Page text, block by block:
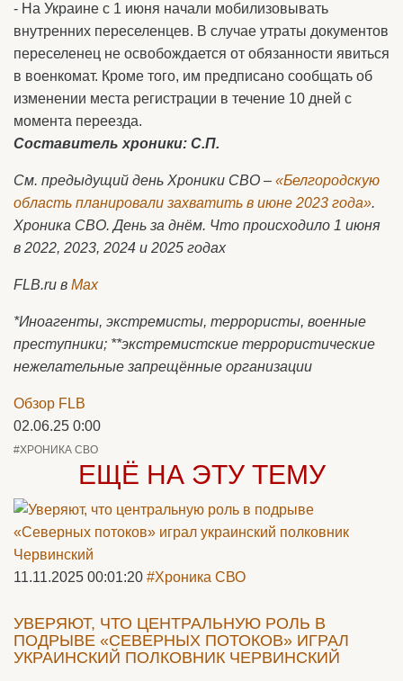
- На Украине с 1 июня начали мобилизовывать
внутренних переселенцев. В случае утраты документов
переселенец не освобождается от обязанности явиться
в военкомат. Кроме того, им предписано сообщать об
изменении места регистрации в течение 10 дней с
момента переезда.
Составитель хроники: С.П.
См. предыдущий день Хроники СВО – «Белгородскую
область планировали захватить в июне 2023 года».
Хроника СВО. День за днём. Что происходило 1 июня
в 2022, 2023, 2024 и 2025 годах
FLB.ru в Max
*Иноагенты, экстремисты, террористы, военные
преступники; **экстремистские террористические
нежелательные запрещённые организации
Обзор FLB
02.06.25 0:00
#ХРОНИКА СВО
ЕЩЁ НА ЭТУ ТЕМУ
11.11.2025 00:01:20 #Хроника СВО
УВЕРЯЮТ, ЧТО ЦЕНТРАЛЬНУЮ РОЛЬ В
ПОДРЫВЕ «СЕВЕРНЫХ ПОТОКОВ» ИГРАЛ
УКРАИНСКИЙ ПОЛКОВНИК ЧЕРВИНСКИЙ